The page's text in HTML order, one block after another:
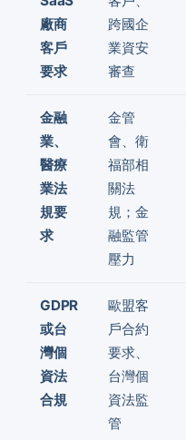
廠商
客戶
要求
跨國企
業資安
審查
金融
業、
醫療
業法
規要
求
金管
會、衛
福部相
關法
規；金
融監管
壓力
GDPR
或台
灣個
資法
合規
歐盟客
戶合約
要求、
台灣個
資法監
管